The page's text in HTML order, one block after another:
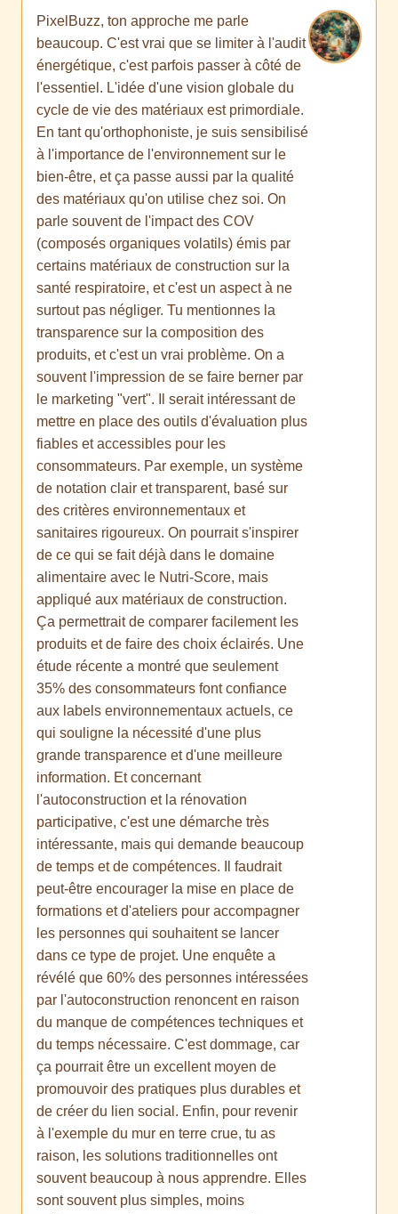
PixelBuzz, ton approche me parle
beaucoup. C'est vrai que se limiter à l'audit
énergétique, c'est parfois passer à côté de
l'essentiel. L'idée d'une vision globale du
cycle de vie des matériaux est primordiale.
En tant qu'orthophoniste, je suis sensibilisé
à l'importance de l'environnement sur le
bien-être, et ça passe aussi par la qualité
des matériaux qu'on utilise chez soi. On
parle souvent de l'impact des COV
(composés organiques volatils) émis par
certains matériaux de construction sur la
santé respiratoire, et c'est un aspect à ne
surtout pas négliger. Tu mentionnes la
transparence sur la composition des
produits, et c'est un vrai problème. On a
souvent l'impression de se faire berner par
le marketing "vert". Il serait intéressant de
mettre en place des outils d'évaluation plus
fiables et accessibles pour les
consommateurs. Par exemple, un système
de notation clair et transparent, basé sur
des critères environnementaux et
sanitaires rigoureux. On pourrait s'inspirer
de ce qui se fait déjà dans le domaine
alimentaire avec le Nutri-Score, mais
appliqué aux matériaux de construction.
Ça permettrait de comparer facilement les
produits et de faire des choix éclairés. Une
étude récente a montré que seulement
35% des consommateurs font confiance
aux labels environnementaux actuels, ce
qui souligne la nécessité d'une plus
grande transparence et d'une meilleure
information. Et concernant
l'autoconstruction et la rénovation
participative, c'est une démarche très
intéressante, mais qui demande beaucoup
de temps et de compétences. Il faudrait
peut-être encourager la mise en place de
formations et d'ateliers pour accompagner
les personnes qui souhaitent se lancer
dans ce type de projet. Une enquête a
révélé que 60% des personnes intéressées
par l'autoconstruction renoncent en raison
du manque de compétences techniques et
du temps nécessaire. C'est dommage, car
ça pourrait être un excellent moyen de
promouvoir des pratiques plus durables et
de créer du lien social. Enfin, pour revenir
à l'exemple du mur en terre crue, tu as
raison, les solutions traditionnelles ont
souvent beaucoup à nous apprendre. Elles
sont souvent plus simples, moins